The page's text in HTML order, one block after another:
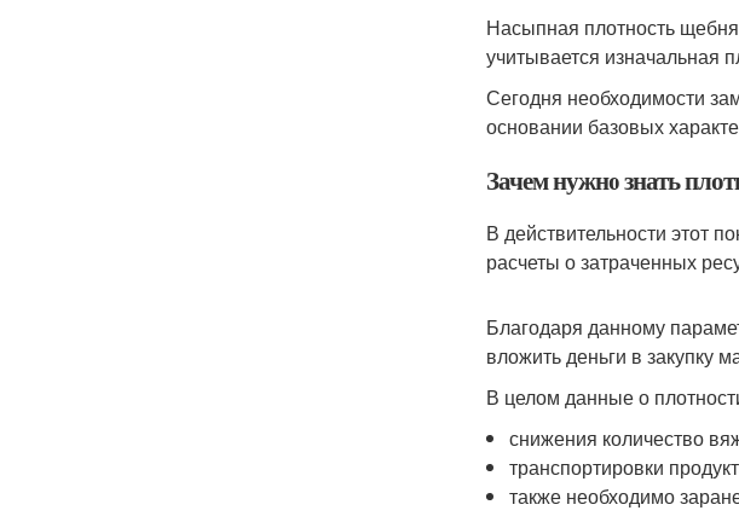
Насыпная плотность
учитывается изначальная
Сегодня необходимости
основании базовых
Зачем нужно знать
В действительности этот
расчеты о затраченных
Благодаря данному
вложить деньги в закупку
В целом данные о
снижения количество
транспортировки
также необходимо